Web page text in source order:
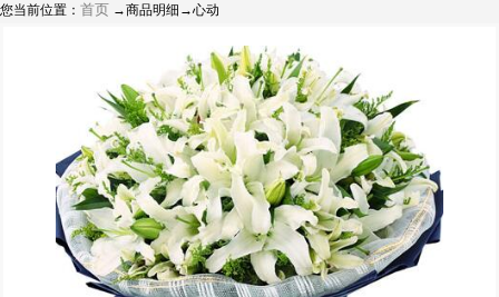
您当前位置： 首页 →商品明细→心动